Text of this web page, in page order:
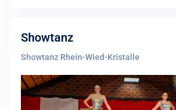
Showtanz
Showtanz Rhein-Wied-Kristalle